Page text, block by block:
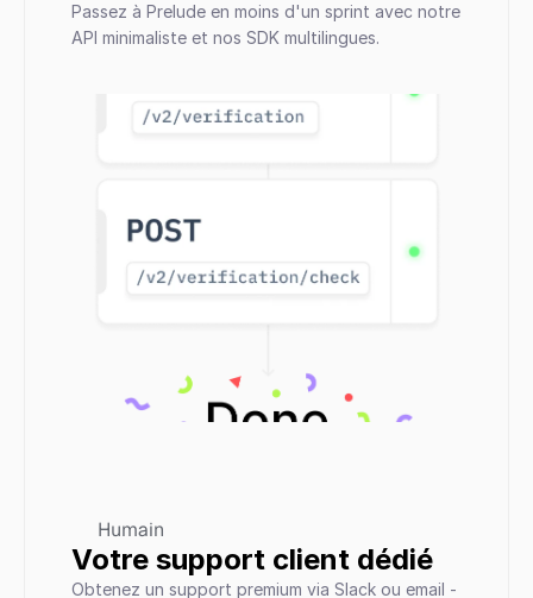
Passez à Prelude en moins d'un sprint avec notre
API minimaliste et nos SDK multilingues.
Humain
Votre support client dédié
Obtenez un support premium via Slack ou email -